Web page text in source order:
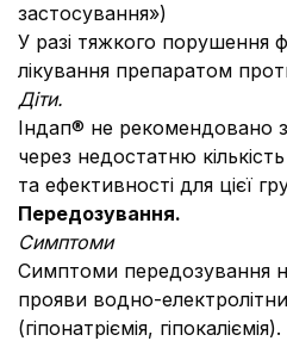
застосування»)
У разі тяжкого порушення
лікування препаратом
Діти.
Індап® не рекомендовано
через недостатню
та ефективності для цієї
Передозування.
Симптоми
Симптоми передозування
прояви водно-
(гіпонатріємія,